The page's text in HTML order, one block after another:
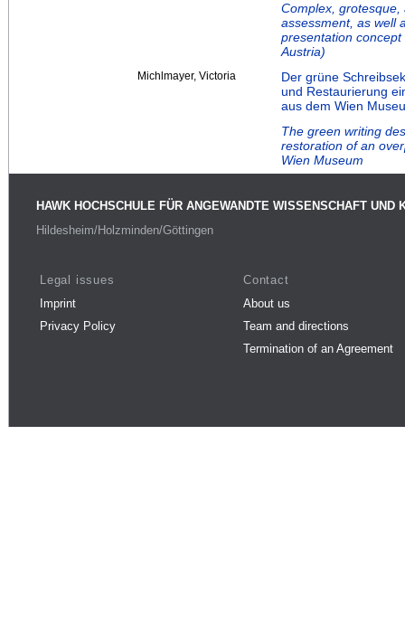
Complex,
assessment, as well
presentation
Austria)
Michlmayer, Victoria
Der grüne
und Restaurierung
aus dem Wien
The green writing
restoration of an
Wien Museum
HAWK HOCHSCHULE FÜR ANGEWANDTE WISSENSCHAFT UND
Hildesheim/Holzminden/Göttingen
Legal issues
Imprint
Privacy Policy
Contact
About us
Team and directions
Termination of an Agreement